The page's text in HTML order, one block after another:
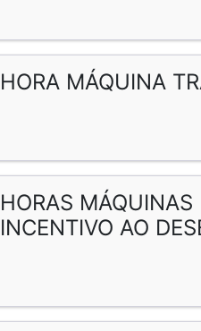
HORA MÁQUINA
HORAS
INCENTIVO AO